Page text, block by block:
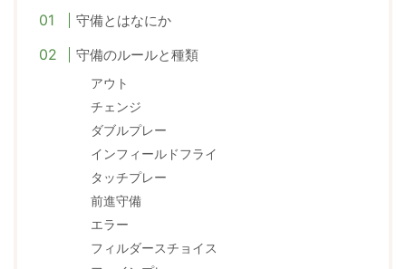
守備とはなにか
守備のルールと種類
アウト
チェンジ
ダブルプレー
インフィールドフライ
タッチプレー
前進守備
エラー
フィルダースチョイス